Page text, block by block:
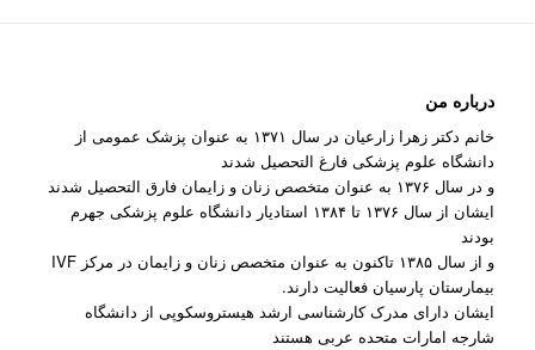
درباره من
خانم دکتر زهرا زارعیان در سال ۱۳۷۱ به عنوان پزشک عمومی از
دانشگاه علوم پزشکی فارغ التحصیل شدند
و در سال ۱۳۷۶ به عنوان متخصص زنان و زایمان فارق التحصیل شدند
ایشان از سال ۱۳۷۶ تا ۱۳۸۴ استادیار دانشگاه علوم پزشکی جهرم
بودند
و از سال ۱۳۸۵ تاکنون به عنوان متخصص زنان و زایمان در مرکز IVF
بیمارستان پارسیان فعالیت دارند.
ایشان دارای مدرک کارشناسی ارشد هیستروسکوپی از دانشگاه
شارجه امارات متحده عربی هستند